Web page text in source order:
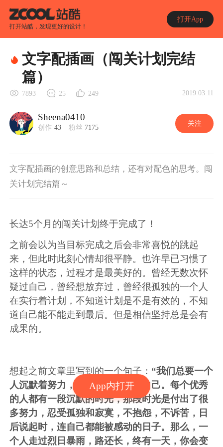
打开站酷，发现更好的设计！
打开App
App内打开
文字配插画（闯关计划完结
篇）
7893 25 249 2019.03.11
Sheena0410
创作 43 粉丝 7175 关注
文字配插画的创意思路和总结，还有对配色的思考。闯
关计划完结篇～
长达5个月的闯关计划终于完成了！
之前会以为当目标完成之后会非常喜悦的跳起
来，但此时此刻心情却很平静。也许早已习惯了
这样的状态，过程才是最美好的。曾经无数次怀
疑过自己，曾经想放弃过，曾经很孤独的一个人
在实行着计划，不知道计划是不是有效的，不知
道自己能不能走到最后。但是相信坚持总是会有
成果的。
想起之前文章里写到的一个句子： “我们总要一个
人沉默着努力，完成每一阶段的自己。每个优秀
的人都有一段沉默的时光，那段时光是付出了很
多努力，忍受孤独和寂寞，不抱怨，不诉苦，日
后说起时，连自己都能被感动的日子。那么，一
个人走过烈日暴雨，路还长，终有一天，你会变